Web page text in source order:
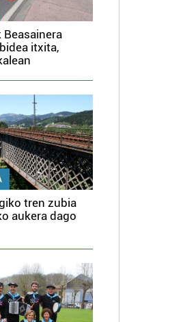
Beasainera
itxita,
tren zubia
aukera dago